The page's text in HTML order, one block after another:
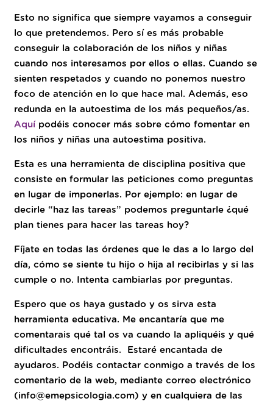
Esto no significa que siempre vayamos a conseguir
lo que pretendemos. Pero sí es más probable
conseguir la colaboración de los niños y niñas
cuando nos interesamos por ellos o ellas. Cuando se
sienten respetados y cuando no ponemos nuestro
foco de atención en lo que hace mal. Además, eso
redunda en la autoestima de los más pequeños/as.
Aquípodéis conocer más sobre cómo fomentar en
los niños y niñas una autoestima positiva.
Esta es una herramienta de disciplina positiva que
consiste en formular las peticiones como preguntas
en lugar de imponerlas. Por ejemplo: en lugar de
decirle “haz las tareas” podemos preguntarle ¿qué
plan tienes para hacer las tareas hoy?
Fíjate en todas las órdenes que le das a lo largo del
día, cómo se siente tu hijo o hija al recibirlas y si las
cumple o no. Intenta cambiarlas por preguntas.
Espero que os haya gustado y os sirva esta
herramienta educativa. Me encantaría que me
comentarais qué tal os va cuando la apliquéis y qué
dificultades encontráis. Estaré encantada de
ayudaros. Podéis contactar conmigo a través de los
comentario de la web, mediante correo electrónico
(info@emepsicologia.com) y en cualquiera de las